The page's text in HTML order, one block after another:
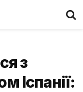
з
Іспанії: